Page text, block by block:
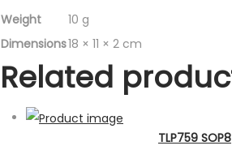
Weight
10 g
Dimensions18 × 11 × 2 cm
Related
TLP759 SOP8